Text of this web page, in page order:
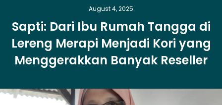
August 4, 2025
Sapti: Dari Ibu Rumah Tangga di
Lereng Merapi Menjadi Kori yang
Menggerakkan Banyak Reseller